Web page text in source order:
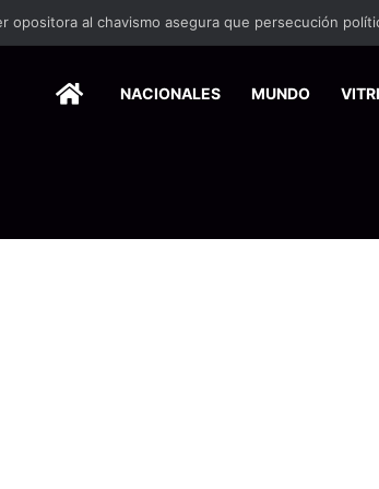
HOMENACIONALES MUNDO